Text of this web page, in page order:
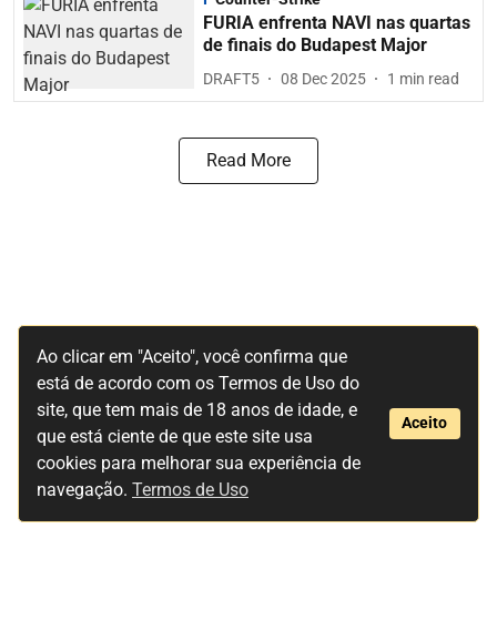
Ao clicar em "Aceito", você confirma que
está de acordo com os Termos de Uso do
site, que tem mais de 18 anos de idade, e
que está ciente de que este site usa
cookies para melhorar sua experiência de
navegação. Termos de Uso
Aceito
FURIA enfrenta NAVI nas quartas
de finais do Budapest Major
DRAFT5 08 Dec 2025 1 min read
Read More